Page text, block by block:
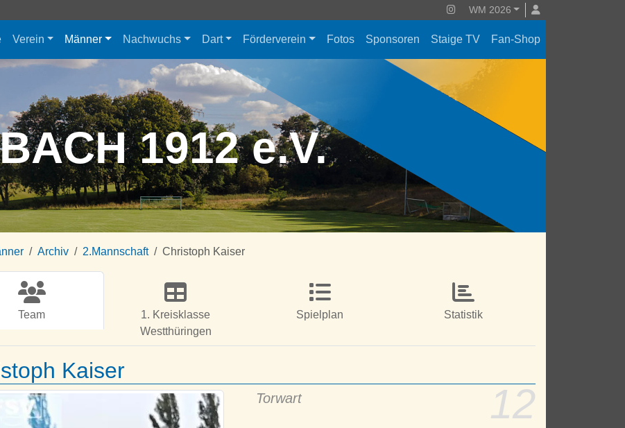
WM 2026
Verein Männer Nachwuchs Dart Förderverein Fotos Sponsoren Staige TV Fan-Shop
1912 e.V.
Archiv 2.Mannschaft Christoph Kaiser
Team
1. Kreisklasse
Westthüringen
Spielplan Statistik
Kaiser
12
Torwart